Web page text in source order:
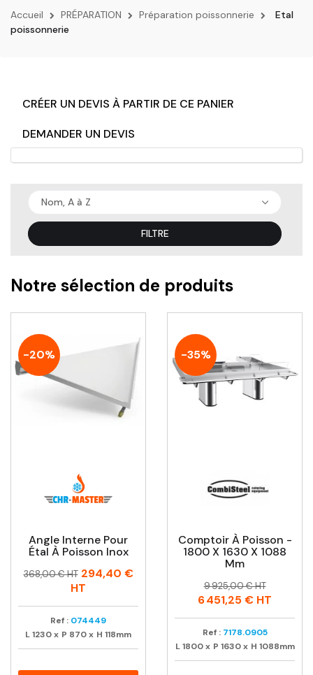
Accueil PRÉPARATION Préparation poissonnerie
Etal
poissonnerie
CRÉER UN DEVIS À PARTIR DE CE PANIER
DEMANDER UN DEVIS
Nom, A à Z
FILTRE
Notre sélection de produits
-20%
Angle Interne Pour
Étal À Poisson Inox
Prix
Prix
368,00 € HT 294,40 €
HT
Ref : 074449
L1230x P 870x H 118mm
-35%
Comptoir À Poisson -
1800 X 1630 X 1088
Mm
Prix
Prix
habituel
9 925,00 € HT
6 451,25 € HT
Ref : 7178.0905
L 1800 x P 1630 x H 1088mm